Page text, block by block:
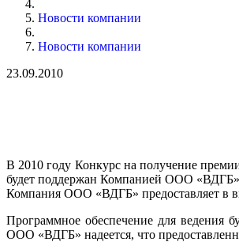
Новости компании
Новости компании
23.09.2010
В 2010 году Конкурс на получение
будет поддержан Компанией ООО
Компания ООО «ВДГБ» предоставляет в
Программное обеспечение для ведения
ООО «ВДГБ» надеется, что